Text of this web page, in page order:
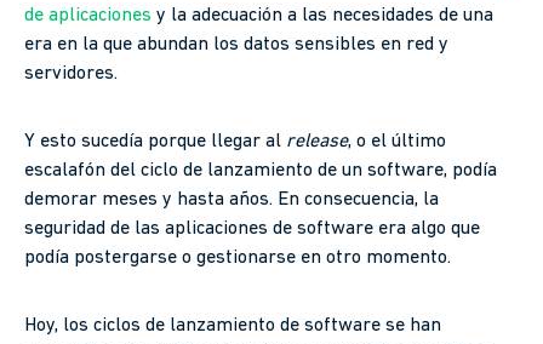
de aplicaciones y la adecuación a las necesidades de una
era en la que abundan los datos sensibles en red y
servidores.
Y esto sucedía porque llegar al release, o el último
escalafón del ciclo de lanzamiento de un software, podía
demorar meses y hasta años. En consecuencia, la
seguridad de las aplicaciones de software era algo que
podía postergarse o gestionarse en otro momento.
Hoy, los ciclos de lanzamiento de software se han